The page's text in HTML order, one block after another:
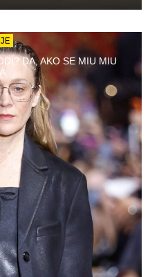
DA, AKO SE MIU MIU